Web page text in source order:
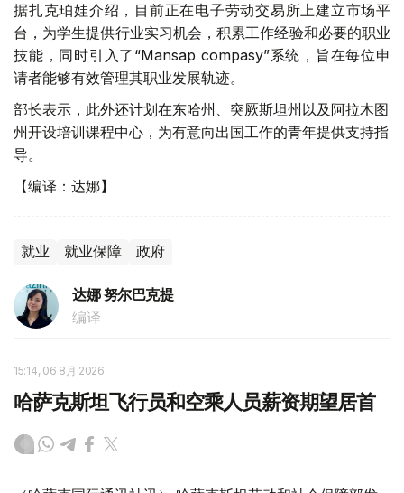
据扎克珀娃介绍，目前正在电子劳动交易所上建立市场平
台，为学生提供行业实习机会，积累工作经验和必要的职业
技能，同时引入了“Mansap compasy”系统，旨在每位申
请者能够有效管理其职业发展轨迹。
部长表示，此外还计划在东哈州、突厥斯坦州以及阿拉木图
州开设培训课程中心，为有意向出国工作的青年提供支持指
导。
【编译：达娜】
就业 就业保障 政府
达娜 努尔巴克提
编译
15:14, 06 8月 2026
哈萨克斯坦飞行员和空乘人员薪资期望居首